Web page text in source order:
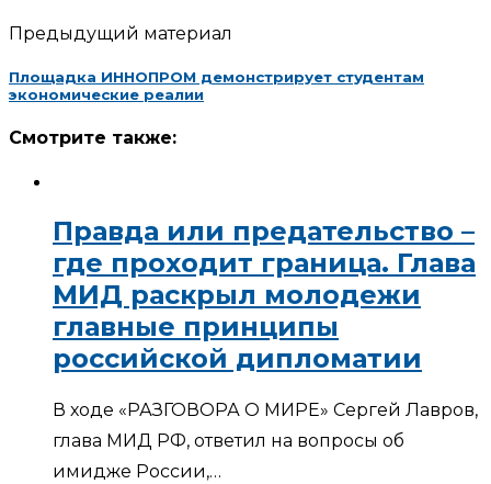
Предыдущий материал
Площадка ИННОПРОМ демонстрирует студентам
экономические реалии
Смотрите также:
Правда или предательство –
где проходит граница. Глава
МИД раскрыл молодежи
главные принципы
российской дипломатии
В ходе «РАЗГОВОРА О МИРЕ» Сергей Лавров,
глава МИД РФ, ответил на вопросы об
имидже России,…